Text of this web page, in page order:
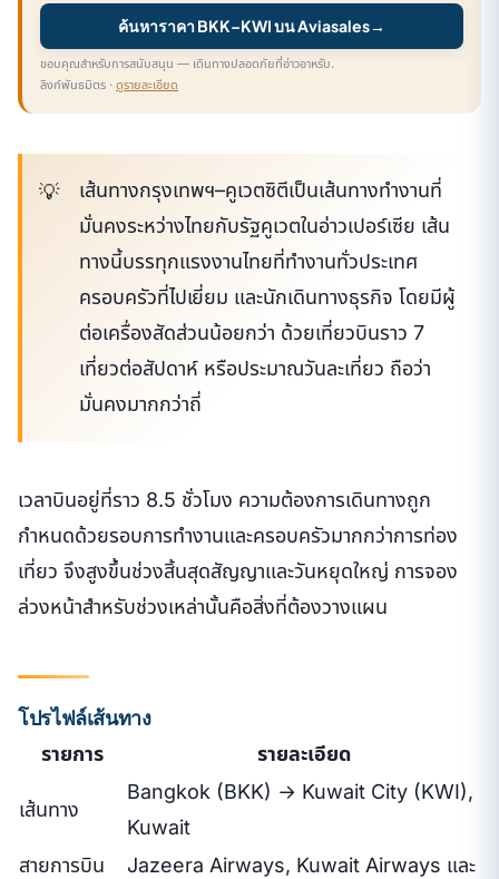
ค้นหาราคา BKK–KWI บน Aviasales→
ขอบคุณสำหรับการสนับสนุน — เดินทางปลอดภัยที่อ่าวอาหรับ.
ลิงก์พันธมิตร · ดูรายละเอียด
เส้นทางกรุงเทพฯ–คูเวตซิตีเป็นเส้นทางทำงานที่
มั่นคงระหว่างไทยกับรัฐคูเวตในอ่าวเปอร์เซีย เส้น
ทางนี้บรรทุกแรงงานไทยที่ทำงานทั่วประเทศ
ครอบครัวที่ไปเยี่ยม และนักเดินทางธุรกิจ โดยมีผู้
ต่อเครื่องสัดส่วนน้อยกว่า ด้วยเที่ยวบินราว 7
เที่ยวต่อสัปดาห์ หรือประมาณวันละเที่ยว ถือว่า
มั่นคงมากกว่าถี่
เวลาบินอยู่ที่ราว 8.5 ชั่วโมง ความต้องการเดินทางถูก
กำหนดด้วยรอบการทำงานและครอบครัวมากกว่าการท่อง
เที่ยว จึงสูงขึ้นช่วงสิ้นสุดสัญญาและวันหยุดใหญ่ การจอง
ล่วงหน้าสำหรับช่วงเหล่านั้นคือสิ่งที่ต้องวางแผน
โปรไฟล์เส้นทาง
รายการ รายละเอียด
เส้นทาง
Bangkok (BKK) → Kuwait City (KWI),
Kuwait
สายการบิน
Jazeera Airways, Kuwait Airways และ